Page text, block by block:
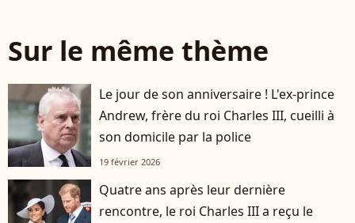
Sur le même thème
Le jour de son anniversaire ! L'ex-prince
Andrew, frère du roi Charles III, cueilli à
son domicile par la police
19 février 2026
Quatre ans après leur dernière
rencontre, le roi Charles III a reçu le